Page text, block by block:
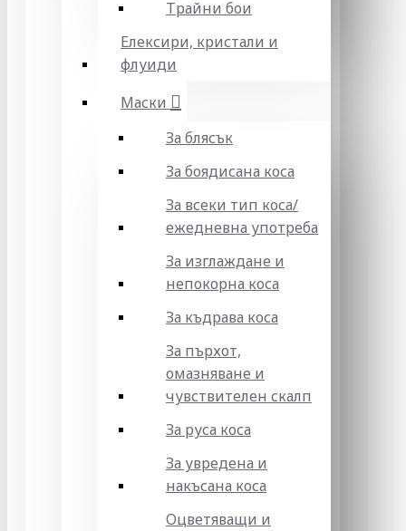
Трайни бои
Елексири, кристали и
флуиди
Маски
За блясък
За боядисана коса
За всеки тип коса/
ежедневна употреба
За изглаждане и
непокорна коса
За къдрава коса
За пърхот,
омазняване и
чувствителен скалп
За руса коса
За увредена и
накъсана коса
Оцветяващи и